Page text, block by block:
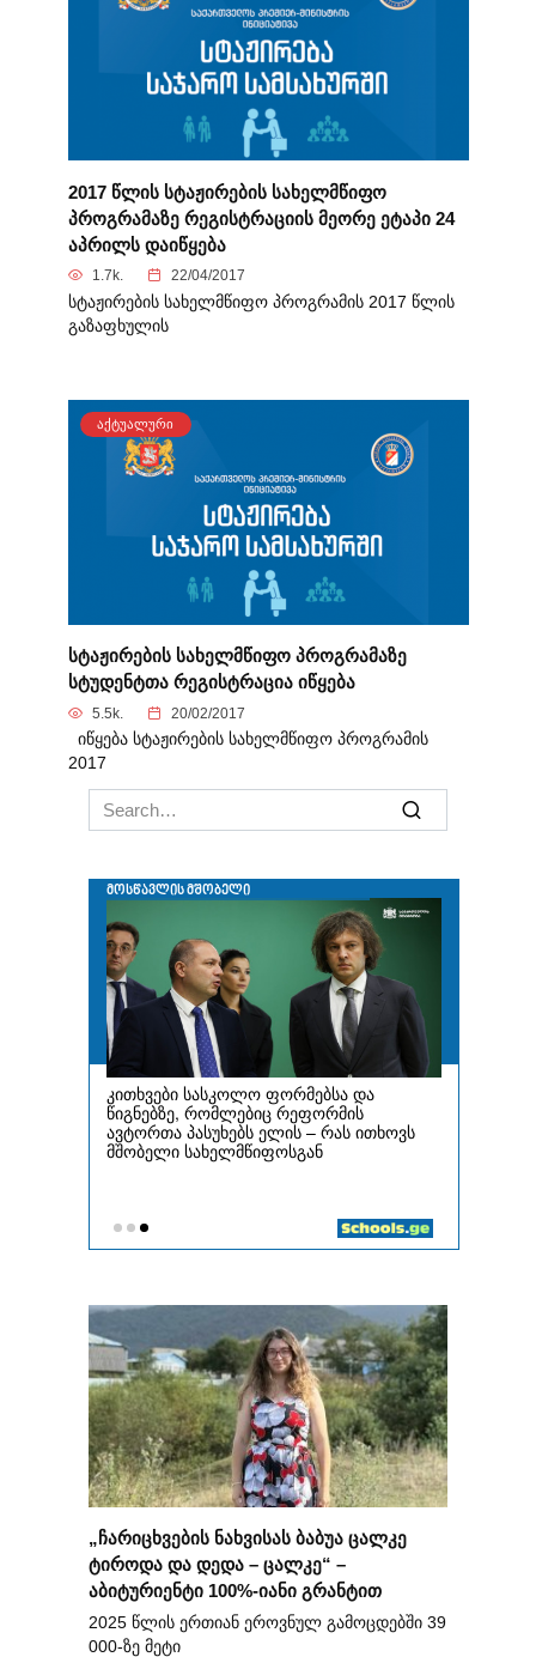
2017 წლის სტაჟირების სახელმწიფო
პროგრამაზე რეგისტრაციის მეორე ეტაპი 24
აპრილს დაიწყება
1.7k. 22/04/2017
სტაჟირების სახელმწიფო პროგრამის 2017 წლის
გაზაფხულის
ᲐᲥᲢᲣᲐᲚᲣᲠᲘ
სტაჟირების სახელმწიფო პროგრამაზე
სტუდენტთა რეგისტრაცია იწყება
5.5k. 20/02/2017
იწყება სტაჟირების სახელმწიფო პროგრამის
2017
Search
for:
„ჩარიცხვების ნახვისას ბაბუა ცალკე
ტიროდა და დედა – ცალკე“ –
აბიტურიენტი 100%-იანი გრანტით
2025 წლის ერთიან ეროვნულ გამოცდებში 39
000-ზე მეტი